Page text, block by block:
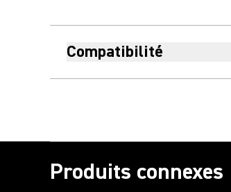
Compatibilité
Produits connexes